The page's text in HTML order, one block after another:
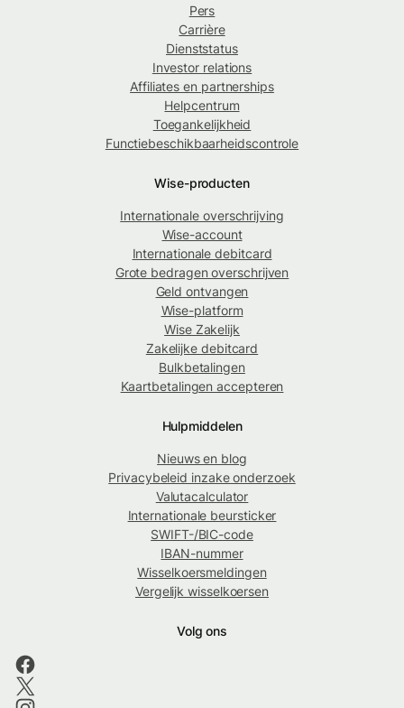
Pers
Carrière
Dienststatus
Investor relations
Affiliates en partnerships
Helpcentrum
Toegankelijkheid
Functiebeschikbaarheidscontrole
Wise-producten
Internationale overschrijving
Wise-account
Internationale debitcard
Grote bedragen overschrijven
Geld ontvangen
Wise-platform
Wise Zakelijk
Zakelijke debitcard
Bulkbetalingen
Kaartbetalingen accepteren
Hulpmiddelen
Nieuws en blog
Privacybeleid inzake onderzoek
Valutacalculator
Internationale beursticker
SWIFT-/BIC-code
IBAN-nummer
Wisselkoersmeldingen
Vergelijk wisselkoersen
Volg ons